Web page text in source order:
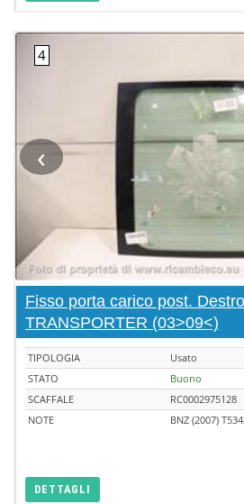
‹
Fisso porta carico post.
TRANSPORTER (03>09<)
TIPOLOGIA
Usato
STATO
Buono
SCAFFALE
RC0002975128
NOTE
BNZ (2007)
DETTAGLI